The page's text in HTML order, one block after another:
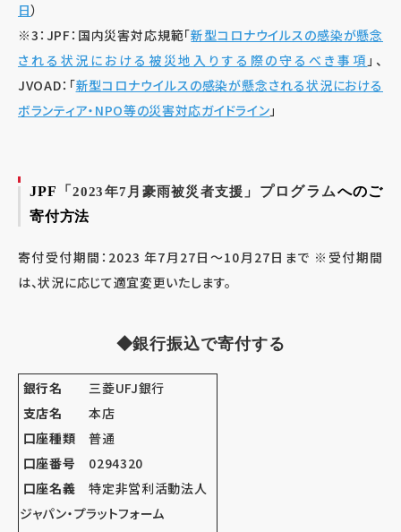
日）
※3：JPF：国内災害対応規範「新型コロナウイルスの感染が懸念
される状況における被災地入りする際の守るべき事項」、
JVOAD：「新型コロナウイルスの感染が懸念される状況における
ボランティア・NPO等の災害対応ガイドライン」
JPF 「2023年7月豪雨被災者支援 」プログラムへのご
寄付方法
寄付受付期間：2023 年7月27日～10月27日まで ※受付期間
は、状況に応じて適宜変更いたします。
◆銀行振込で寄付する
銀行名 三菱UFJ銀行
支店名
本店
口座種類 普通
口座番号 0294320
口座名義 特定非営利活動法人
ジャパン・プラットフォーム